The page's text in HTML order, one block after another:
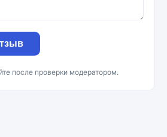
после проверки модератором.